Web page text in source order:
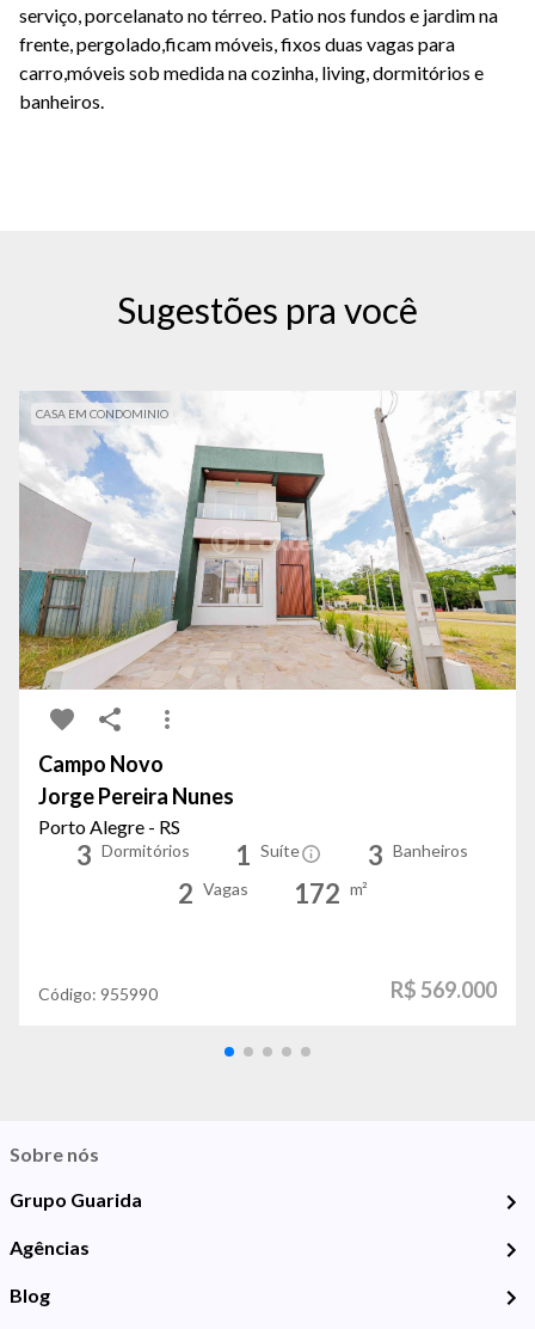
serviço, porcelanato no térreo. Patio nos fundos e jardim na
frente, pergolado,ficam móveis, fixos duas vagas para
carro,móveis sob medida na cozinha, living, dormitórios e
banheiros.
Sugestões pra você
CASA EM CONDOMINIO
Campo Novo
Jorge Pereira Nunes
Porto Alegre - RS
3 Dormitórios 1 Suíte 3 Banheiros
2 Vagas 172 m²
Código: 955990 R$ 569.000
Sobre nós
Grupo Guarida
Agências
Blog